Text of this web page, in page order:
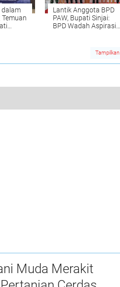
dalam
Lantik Anggota BPD
PAW, Bupati Sinjai:
BPD Wadah Aspirasi
Tampilkan
Muda Merakit